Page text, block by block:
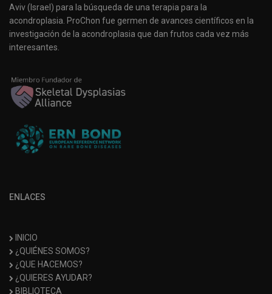
Aviv (Israel) para la búsqueda de una terapia para la
acondroplasia. ProChon fue germen de avances científicos en la
investigación de la acondroplasia que dan frutos cada vez más
interesantes.
ENLACES
INICIO
¿QUIÉNES SOMOS?
¿QUE HACEMOS?
¿QUIERES AYUDAR?
BIBLIOTECA